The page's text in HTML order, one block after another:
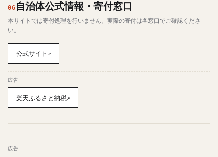
06 自治体公式情報・寄付窓口
本サイトでは寄付処理を行いません。実際の寄付は各窓口でご確認くださ
い。
公式サイト ↗
広告
楽天ふるさと納税↗
広告